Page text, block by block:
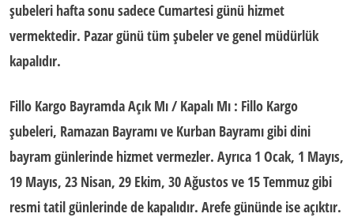
şubeleri hafta sonusadeceCumartesigünü hizmet
vermektedir. Pazargünü tüm şubeler ve genel müdürlük
kapalıdır.
Fillo Kargo Bayramda Açık Mı / Kapalı Mı : Fillo Kargo
şubeleri, Ramazan Bayramı ve Kurban Bayramı gibi dini
bayram günlerinde hizmet vermezler. Ayrıca 1 Ocak, 1 Mayıs,
19 Mayıs, 23 Nisan, 29 Ekim, 30 Ağustos ve 15 Temmuz gibi
resmi tatil günlerinde de kapalıdır. Arefe gününde ise açıktır.